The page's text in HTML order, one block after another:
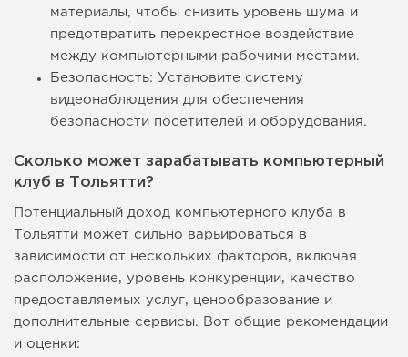
материалы, чтобы снизить уровень шума и
предотвратить перекрестное воздействие
между компьютерными рабочими местами.
Безопасность: Установите систему
видеонаблюдения для обеспечения
безопасности посетителей и оборудования.
Сколько может зарабатывать компьютерный
клуб в Тольятти?
Потенциальный доход компьютерного клуба в
Тольятти может сильно варьироваться в
зависимости от нескольких факторов, включая
расположение, уровень конкуренции, качество
предоставляемых услуг, ценообразование и
дополнительные сервисы. Вот общие рекомендации
и оценки: